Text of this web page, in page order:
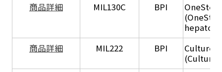
商品詳細
MIL130C BPI
商品詳細
MIL222 BPI
Culture
(Culture